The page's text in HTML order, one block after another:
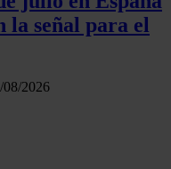
la señal para el
08/2026